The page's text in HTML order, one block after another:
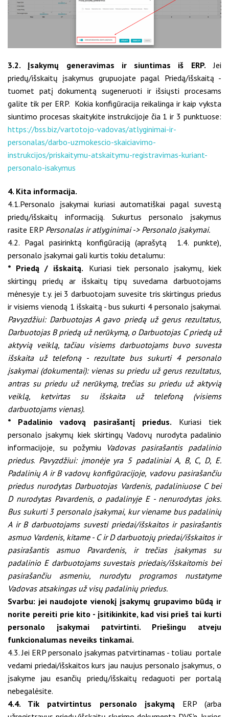
3.2. Įsakymų generavimas ir siuntimas iš ERP. Jei
priedų/išskaitų įsakymus grupuojate pagal Priedą/išskaitą -
tuomet patį dokumentą sugeneruoti ir išsiųsti procesams
galite tik per ERP. Kokia konfigūracija reikalinga ir kaip vyksta
siuntimo procesas skaitykite instrukcijoje čia 1 ir 3 punktuose:
https://bss.biz/vartotojo-vadovas/atlyginimai-ir-
personalas/darbo-uzmokescio-skaiciavimo-
instrukcijos/priskaitymu-atskaitymu-registravimas-kuriant-
personalo-isakymus
4. Kita informacija.
4.1.Personalo įsakymai kuriasi automatiškai pagal suvestą
priedų/išskaitų informaciją. Sukurtus personalo įsakymus
rasite ERP Personalas ir atlyginimai -> Personalo įsakymai.
4.2. Pagal pasirinktą konfigūraciją (aprašytą 1.4. punkte),
personalo įsakymai gali kurtis tokiu detalumu:
* Priedą / išskaitą. Kuriasi tiek personalo įsakymų, kiek
skirtingų priedų ar išskaitų tipų suvedama darbuotojams
mėnesyje t.y. jei 3 darbuotojam suvesite tris skirtingus priedus
ir visiems vienodą 1 išskaitą - bus sukurti 4 personalo įsakymai.
Pavyzdžiui: Darbuotojas A gavo priedą už gerus rezultatus,
Darbuotojas B priedą už nerūkymą, o Darbuotojas C priedą už
aktyvią veiklą, tačiau visiems darbuotojams buvo suvesta
išskaita už telefoną - rezultate bus sukurti 4 personalo
įsakymai (dokumentai): vienas su priedu už gerus rezultatus,
antras su priedu už nerūkymą, trečias su priedu už aktyvią
veiklą, ketvirtas su išskaita už telefoną (visiems
darbuotojams vienas).
* Padalinio vadovą pasirašantį priedus. Kuriasi tiek
personalo įsakymų kiek skirtingų Vadovų nurodyta padalinio
informacijoje, su požymiu Vadovas pasirašantis padalinio
priedus. Pavyzdžiui: įmonėje yra 5 padaliniai A, B, C, D, E.
Padalinių A ir B vadovų konfigūracijoje, vadovu pasirašančiu
priedus nurodytas Darbuotojas Vardenis, padaliniuose C bei
D nurodytas Pavardenis, o padalinyje E - nenurodytas joks.
Bus sukurti 3 personalo įsakymai, kur viename bus padalinių
A ir B darbuotojams suvesti priedai/išskaitos ir pasirašantis
asmuo Vardenis, kitame - C ir D darbuotojų priedai/išskaitos ir
pasirašantis asmuo Pavardenis, ir trečias įsakymas su
padalinio E darbuotojams suvestais priedais/išskaitomis bei
pasirašančiu asmeniu, nurodytu programos nustatyme
Vadovas atsakingas už visų padalinių priedus.
Svarbu: jei naudojote vienokį įsakymų grupavimo būdą ir
norite pereiti prie kito - įsitikinkite, kad visi prieš tai kurti
personalo įsakymai patvirtinti. Priešingu atveju
funkcionalumas neveiks tinkamai.
4.3. Jei ERP personalo įsakymas patvirtinamas - toliau portale
vedami priedai/išskaitos kurs jau naujus personalo įsakymus, o
įsakyme jau esančių priedų/išskaitų redaguoti per portalą
nebegalėsite.
4.4. Tik patvirtintus personalo įsakymą ERP (arba